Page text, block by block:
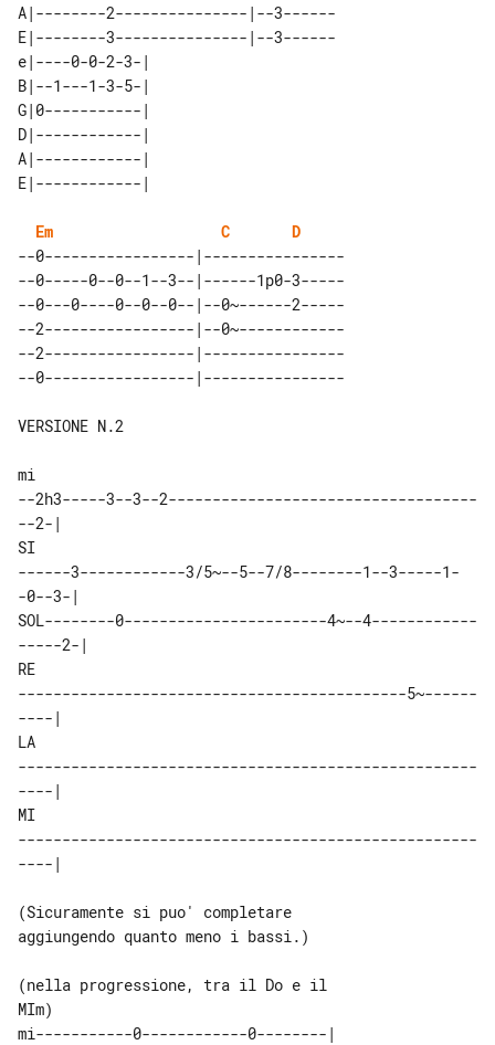
A|--------2---------------|--3------
E|--------3---------------|--3------
e|----0-0-2-3-|
B|--1---1-3-5-|
G|0-----------|
D|------------|
A|------------|
Em C
D
--0-----------------|----------------
--0-----0--0--1--3--|------1p0-3-----
--0---0----0--0--0--|--0~------2-----
--2-----------------|--0~------------
--2-----------------|----------------
VERSIONE N.2
mi
--2h3-----3--3--2-----------------------------------
--2-|
SI
------3------------3/5~--5--7/8--------1--3-----1-
-0--3-|
SOL--------0-----------------------4~--4------------
-----2-|
RE
--------------------------------------------5~------
----|
LA
----------------------------------------------------
----|
MI
----------------------------------------------------
----|
(Sicuramente si puo' completare
aggiungendo quanto meno i bassi.)
(nella progressione, tra il Do e il
MIm)
mi-----------0------------0--------|